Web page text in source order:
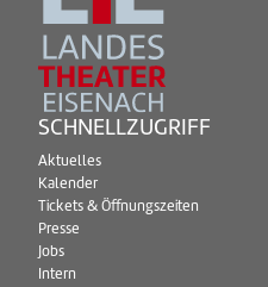
SCHNELLZUGRIFF
Aktuelles
Kalender
Tickets & Öffnungszeiten
Presse
Jobs
Intern